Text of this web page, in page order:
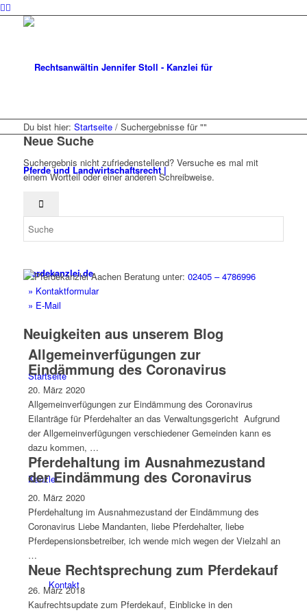
Startseite
Kanzlei
Kontakt
Du bist hier: Startseite / Suchergebnisse für ""
Neue Suche
Suchergebnis nicht zufriedenstellend? Versuche es mal mit
einem Wortteil oder einer anderen Schreibweise.
Beratung unter: 02405 – 4786996
» Kontaktformular
» E-Mail
Neuigkeiten aus unserem Blog
Allgemeinverfügungen zur
Eindämmung des Coronavirus
20. März 2020
Allgemeinverfügungen zur Eindämmung des Coronavirus
Eilanträge für Pferdehalter an das Verwaltungsgericht Aufgrund
der Allgemeinverfügungen verschiedener Gemeinden kann es
dazu kommen, …
Pferdehaltung im Ausnahmezustand
der Eindämmung des Coronavirus
20. März 2020
Pferdehaltung im Ausnahmezustand der Eindämmung des
Coronavirus Liebe Mandanten, liebe Pferdehalter, liebe
Pferdepensionsbetreiber, ich wende mich wegen der Vielzahl an
…
Neue Rechtsprechung zum Pferdekauf
26. März 2018
Kaufrechtsupdate zum Pferdekauf, Einblicke in den